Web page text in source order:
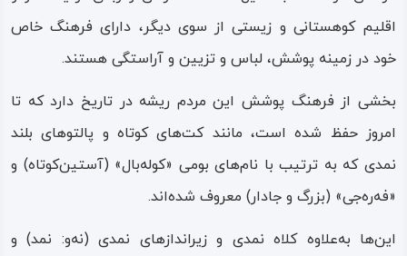
اقلیم کوهستانی و زیستی از سوی دیگر، دارای فرهنگ خاص
خود در زمینه پوشش، لباس و تزیین و آراستگی هستند.
بخشی از فرهنگ پوشش این مردم ریشه در تاریخ‌ دارد که تا
امروز حفظ شده است، مانند کت‌های کوتاه و پالتوهای بلند
نمدی که به ترتیب با نام‌های بومی «کوله‌بال» (آستین‌کوتاه) و
«فه‌ره‌جی» (بزرگ و جادار) معروف شده‌اند.
این‌ها به‌علاوه کلاه نمدی و زیرانداز‌های نمدی (نه‌و: نمد) و